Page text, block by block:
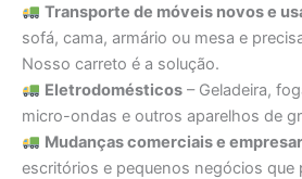
Transporte de móveis novos e
sofá, cama, armário ou mesa e
Nosso carreto é a solução.
Eletrodomésticos– Geladeira,
micro-ondas e outros aparelhos de
Mudanças comerciais e
escritórios e pequenos negócios que